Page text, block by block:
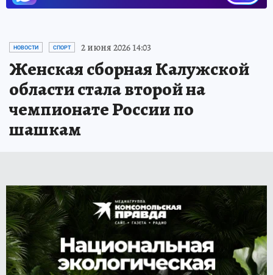
НОВОСТИ СПОРТ 2 июня 2026 14:03
Женская сборная Калужской
области стала второй на
чемпионате России по
шашкам